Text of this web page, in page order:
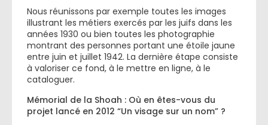
Nous réunissons par exemple toutes les images
illustrant les métiers exercés par les juifs dans les
années 1930 ou bien toutes les photographie
montrant des personnes portant une étoile jaune
entre juin et juillet 1942. La dernière étape consiste
à valoriser ce fond, à le mettre en ligne, à le
cataloguer.
Mémorial de la Shoah : Où en êtes-vous du
projet lancé en 2012 “Un visage sur un nom” ?